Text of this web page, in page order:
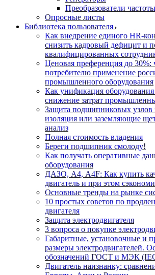
Преобразователи частоты
Опросные листы
Библиотека пользователя
Как внедрение единого HR-
снизить кадровый дефицит и
квалифицированных
Ценовая преференция до 30%:
потребителю применение
промышленного оборудования
Как унификация оборудования
снижение затрат
Защита подшипниковых узлов
изоляция или заземляющие
анализ
Полная стоимость владения
Береги подшипник смолоду!
Как получать оперативные
оборудования
ДАЗО, А4, А4F: Как купить
двигатель и при этом
Основные тренды на рынке
10 простых советов по
двигателя
Защита электродвигателя
3 вопроса о покупке
Габаритные, установочные и
размеры электродвигателей.
обозначений ГОСТ и МЭК
Двигатель наизнанку: